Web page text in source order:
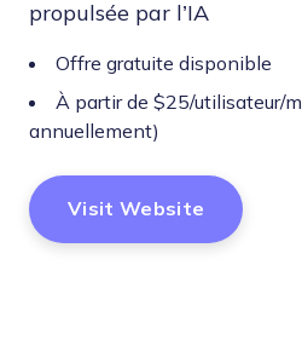
propulsée par l’IA
Offre gratuite disponible
À partir de $25/utilisateur/
annuellement)
Visit Website